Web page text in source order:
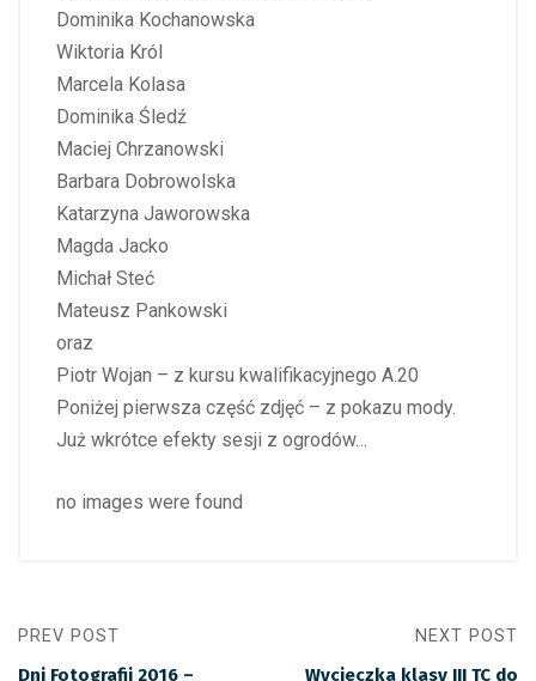
Dominika Kochanowska
Wiktoria Król
Marcela Kolasa
Dominika Śledź
Maciej Chrzanowski
Barbara Dobrowolska
Katarzyna Jaworowska
Magda Jacko
Michał Steć
Mateusz Pankowski
oraz
Piotr Wojan – z kursu kwalifikacyjnego A.20
Poniżej pierwsza część zdjęć – z pokazu mody.
Już wkrótce efekty sesji z ogrodów…
no images were found
PREV POST
Dni Fotografii 2016 –
NEXT POST
Wycieczka klasy III TC do